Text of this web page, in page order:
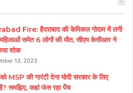
Fire: हैदराबाद की केमिकल गोदाम में लगी
समेत 6 लोगों की मौत, सीएम केसीआर ने
शोक
13, 2023
MSP की गारंटी देना मोदी सरकार के लिए
समझिए, कहां फंस रहा पेंच